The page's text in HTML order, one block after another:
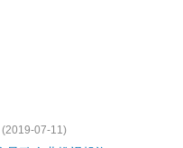
(2019-07-11)